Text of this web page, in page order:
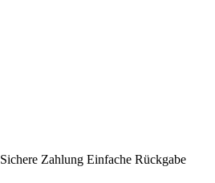
Sichere Zahlung Einfache Rückgabe